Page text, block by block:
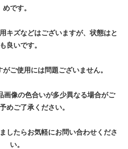
めです。
キズなどはございますが、状態はと
良いです。
ご使用には問題ございません。
像の色合いが多少異なる場合がご
めご了承ください。
したらお気軽にお問い合わせくださ
い。